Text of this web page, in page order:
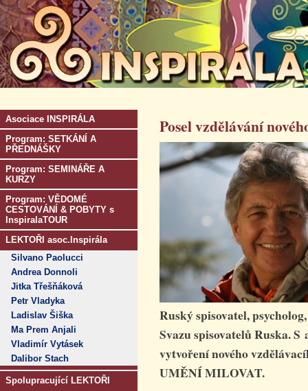
Asociace INSPIRÁLA
Program: SETKÁNÍ A
PŘEDNÁŠKY
Program: SEMINÁŘE A
KURZY
Program: VĚDOMÉ
CESTOVÁNÍ & POBYTY s
InspiralaTOUR
LEKTOŘI asoc.Inspirála
Silvano Paolucci
Andrea Donnoli
Jitka Třešňáková
Petr Vladyka
Ladislav Šiška
Ma Prem Anjali
Vladimír Vytásek
Dalibor Stach
Spolupracující LEKTOŘI
Posel vzdělávání
Ruský spisovatel,
Svazu spisovatelů Ruska.
vytvoření nového
UMĚNÍ MILOVAT.